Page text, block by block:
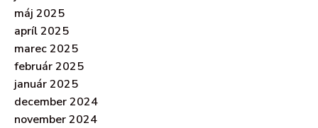
máj 2025
apríl 2025
marec 2025
február 2025
január 2025
december 2024
november 2024